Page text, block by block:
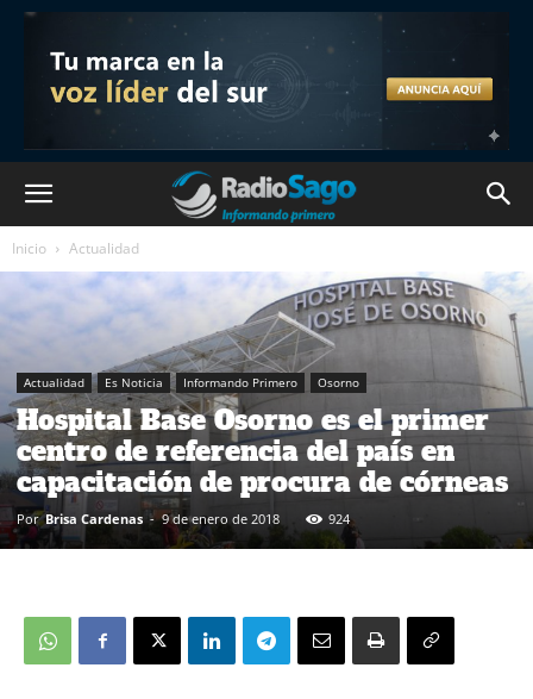
Inicio Actualidad
Actualidad Es Noticia Informando Primero Osorno
Hospital Base Osorno es el primer
centro de referencia del país en
capacitación de procura de córneas
Por Brisa Cardenas - 9 de enero de 2018 924